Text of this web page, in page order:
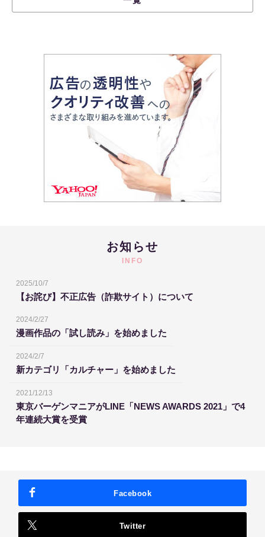
お知らせ
INFO
2025/10/7
【お詫び】不正広告（詐欺サイト）について
2024/2/27
漫画作品の「試し読み」を始めました
2024/2/7
新カテゴリ「カルチャー」を始めました
2021/12/13
東京バーゲンマニアがLINE「NEWS AWARDS 2021」で4
年連続大賞を受賞
Facebook
Twitter